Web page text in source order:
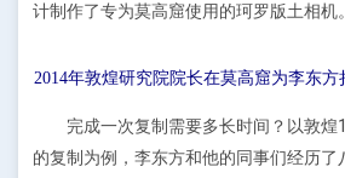
计制作了专为莫高窟使用的珂罗版土相机。
2014年敦煌研究院院长在莫高窟为李东方
完成一次复制需要多长时间？以敦煌
的复制为例，李东方和他的同事们经历了